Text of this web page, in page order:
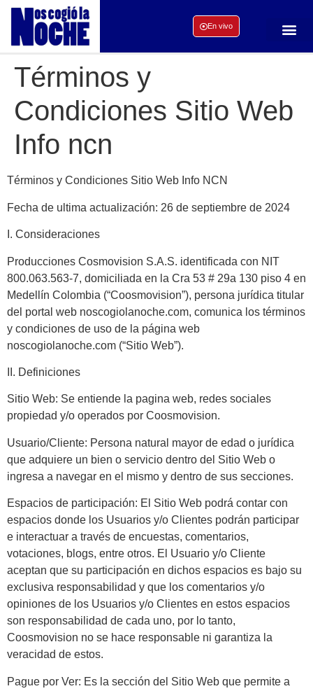
En vivo
Términos y
Condiciones Sitio Web
Info ncn
Términos y Condiciones Sitio Web Info NCN
Fecha de ultima actualización: 26 de septiembre de 2024
I. Consideraciones
Producciones Cosmovision S.A.S. identificada con NIT
800.063.563-7, domiciliada en la Cra 53 # 29a 130 piso 4 en
Medellín Colombia (“Coosmovision”), persona jurídica titular
del portal web noscogiolanoche.com, comunica los términos
y condiciones de uso de la página web
noscogiolanoche.com (“Sitio Web”).
II. Definiciones
Sitio Web: Se entiende la pagina web, redes sociales
propiedad y/o operados por Coosmovision.
Usuario/Cliente: Persona natural mayor de edad o jurídica
que adquiere un bien o servicio dentro del Sitio Web o
ingresa a navegar en el mismo y dentro de sus secciones.
Espacios de participación: El Sitio Web podrá contar con
espacios donde los Usuarios y/o Clientes podrán participar
e interactuar a través de encuestas, comentarios,
votaciones, blogs, entre otros. El Usuario y/o Cliente
aceptan que su participación en dichos espacios es bajo su
exclusiva responsabilidad y que los comentarios y/o
opiniones de los Usuarios y/o Clientes en estos espacios
son responsabilidad de cada uno, por lo tanto,
Coosmovision no se hace responsable ni garantiza la
veracidad de estos.
Pague por Ver: Es la sección del Sitio Web que permite a